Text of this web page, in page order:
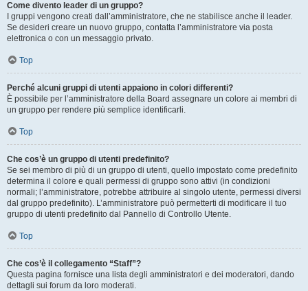
Come divento leader di un gruppo?
I gruppi vengono creati dall’amministratore, che ne stabilisce anche il leader.
Se desideri creare un nuovo gruppo, contatta l’amministratore via posta
elettronica o con un messaggio privato.
Top
Perché alcuni gruppi di utenti appaiono in colori differenti?
È possibile per l’amministratore della Board assegnare un colore ai membri di
un gruppo per rendere più semplice identificarli.
Top
Che cos’è un gruppo di utenti predefinito?
Se sei membro di più di un gruppo di utenti, quello impostato come predefinito
determina il colore e quali permessi di gruppo sono attivi (in condizioni
normali; l’amministratore, potrebbe attribuire al singolo utente, permessi diversi
dal gruppo predefinito). L’amministratore può permetterti di modificare il tuo
gruppo di utenti predefinito dal Pannello di Controllo Utente.
Top
Che cos’è il collegamento “Staff”?
Questa pagina fornisce una lista degli amministratori e dei moderatori, dando
dettagli sui forum da loro moderati.